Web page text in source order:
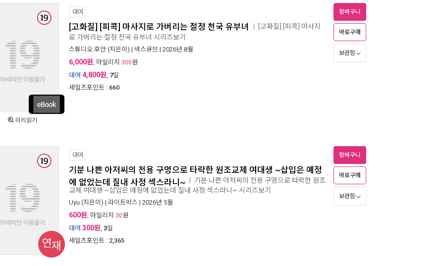
미리읽기
대여
[고화질] [피콕] 마사지로 가버리는 절정 천국 유부녀 [고화질] [피콕] 마사지
로 가버리는 절정 천국 유부녀 시리즈보기
스튜디오 후안 (지은이) | 넥스큐브 | 2026년 8월
6,000원, 마일리지 300원
대여 4,800원, 7일
세일즈포인트 : 660
장바구니
바로구매
보관함
대여
기분 나쁜 아저씨의 전용 구멍으로 타락한 원조교제 여대생 ~삽입은 예정
에 없었는데 질내 사정 섹스라니~ 기분 나쁜 아저씨의 전용 구멍으로 타락한 원조
교제 여대생 ~삽입은 예정에 없었는데 질내 사정 섹스라니~ 시리즈보기
Uyu (지은이) | 라이트박스 | 2026년 5월
600원 , 마일리지 30원
대여 300원 3일
세일즈포인트 : 2,365
장바구니
바로구매
보관함